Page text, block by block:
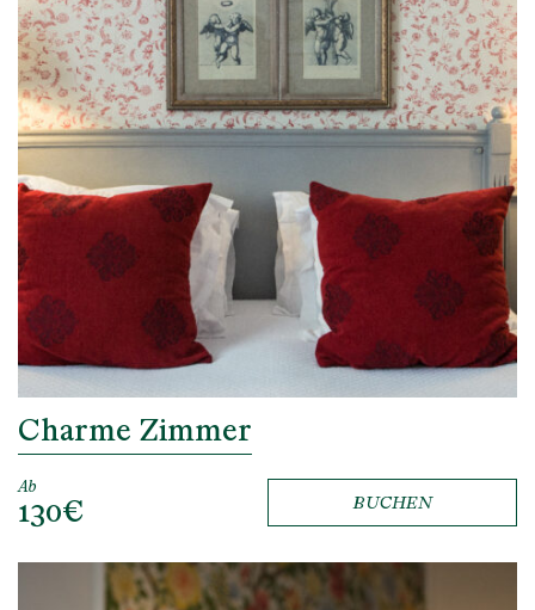
Charme Zimmer
Ab
130€ BUCHEN